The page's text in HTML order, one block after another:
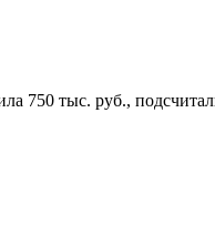
750 тыс. руб.,